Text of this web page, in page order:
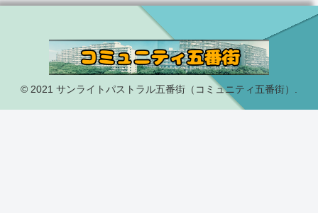
© 2021 サンライトパストラル五番街（コミュニティ五番街）.